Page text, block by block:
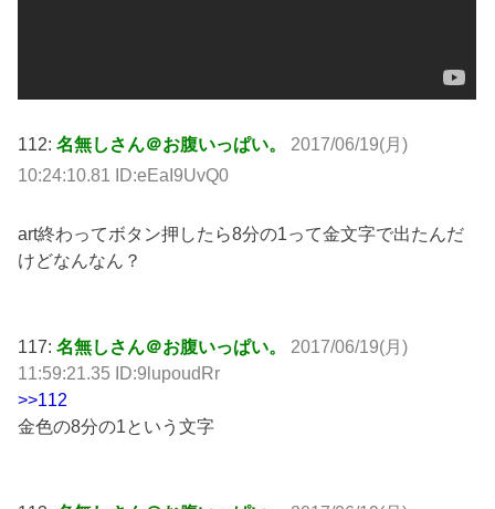
112:名無しさん＠お腹いっぱい。
2017/06/19(月)
10:24:10.81 ID:eEaI9UvQ0
art終わってボタン押したら8分の1って金文字で出たんだ
けどなんなん？
117:名無しさん＠お腹いっぱい。
2017/06/19(月)
11:59:21.35 ID:9lupoudRr
>>112
金色の8分の1という文字